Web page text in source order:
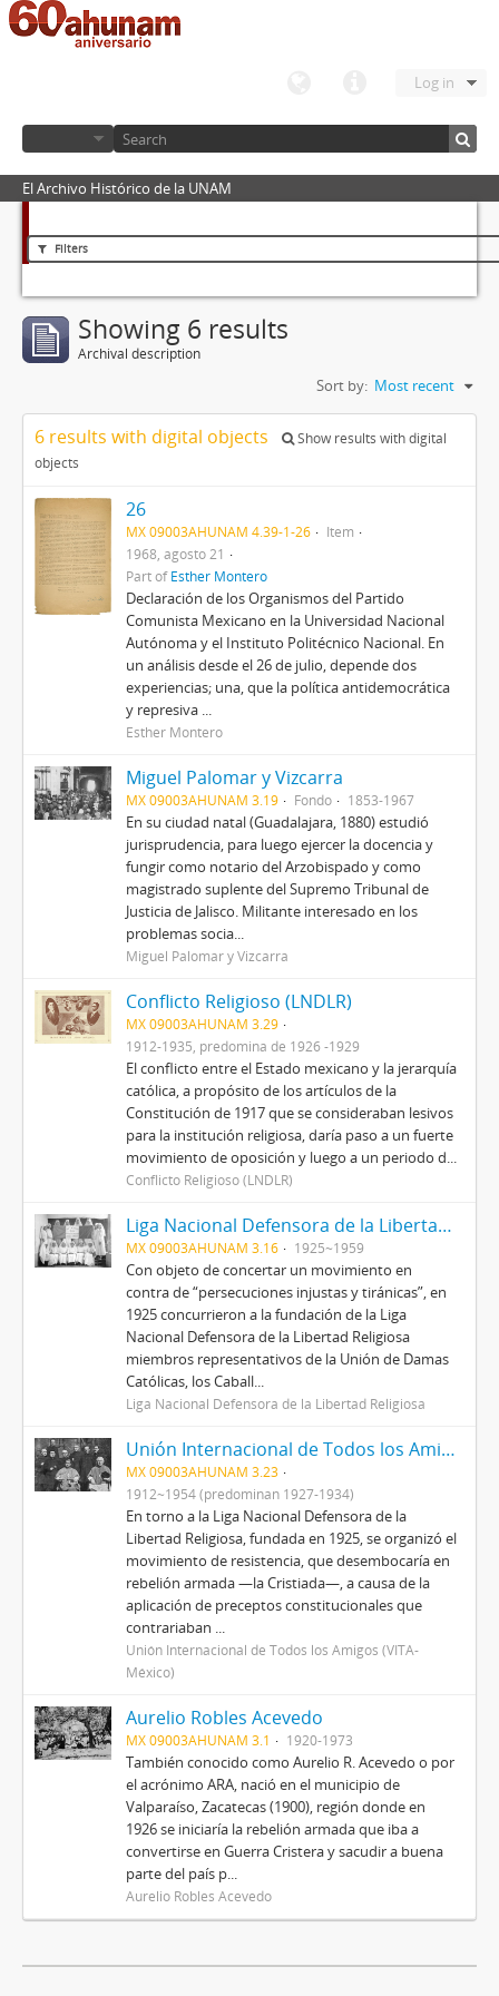
Log in
El Archivo Histórico de la UNAM
Filters
Showing 6 results
Archival description
Sort by: Most recent
6 results with digital objects
Show results with digital
objects
26
MX 09003AHUNAM 4.39-1-26
Item
1968, agosto 21
Part ofEsther Montero
Declaración de los Organismos del Partido
Comunista Mexicano en la Universidad Nacional
Autónoma y el Instituto Politécnico Nacional. En
un análisis desde el 26 de julio, depende dos
experiencias; una, que la política antidemocrática
y represiva ...
Esther Montero
Miguel Palomar y Vizcarra
MX 09003AHUNAM 3.19 Fondo 1853-1967
En su ciudad natal (Guadalajara, 1880) estudió
jurisprudencia, para luego ejercer la docencia y
fungir como notario del Arzobispado y como
magistrado suplente del Supremo Tribunal de
Justicia de Jalisco. Militante interesado en los
problemas socia...
Miguel Palomar y Vizcarra
Conflicto Religioso (LNDLR)
MX 09003AHUNAM 3.29
1912-1935, predomina de 1926 -1929
El conflicto entre el Estado mexicano y la jerarquía
católica, a propósito de los artículos de la
Constitución de 1917 que se consideraban lesivos
para la institución religiosa, daría paso a un fuerte
movimiento de oposición y luego a un periodo d...
Conflicto Religioso (LNDLR)
Liga Nacional Defensora de la Libertad Religiosa
MX 09003AHUNAM 3.16 1925~1959
Con objeto de concertar un movimiento en
contra de “persecuciones injustas y tiránicas”, en
1925 concurrieron a la fundación de la Liga
Nacional Defensora de la Libertad Religiosa
miembros representativos de la Unión de Damas
Católicas, los Caball...
Liga Nacional Defensora de la Libertad Religiosa
Unión Internacional de Todos los Amigos (VITA-México)
MX 09003AHUNAM 3.23
1912~1954 (predominan 1927-1934)
En torno a la Liga Nacional Defensora de la
Libertad Religiosa, fundada en 1925, se organizó el
movimiento de resistencia, que desembocaría en
rebelión armada —la Cristiada—, a causa de la
aplicación de preceptos constitucionales que
contrariaban ...
Unión Internacional de Todos los Amigos (VITA-
México)
Aurelio Robles Acevedo
MX 09003AHUNAM 3.1 1920-1973
También conocido como Aurelio R. Acevedo o por
el acrónimo ARA, nació en el municipio de
Valparaíso, Zacatecas (1900), región donde en
1926 se iniciaría la rebelión armada que iba a
convertirse en Guerra Cristera y sacudir a buena
parte del país p...
Aurelio Robles Acevedo